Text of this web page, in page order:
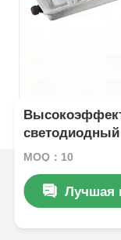
светодиодный
службы и
MOQ：10
Лучшая